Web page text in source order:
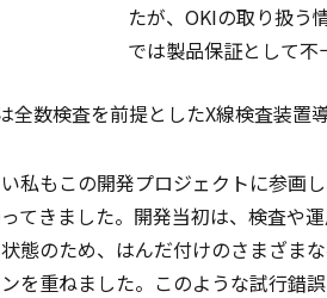
たが、OKIの取り扱う
では製品保証として不
全数検査を前提としたX線検査装置
私もこの開発プロジェクトに参画
てきました。開発当初は、検査や
態のため、はんだ付けのさまざま
を重ねました。このような試行錯